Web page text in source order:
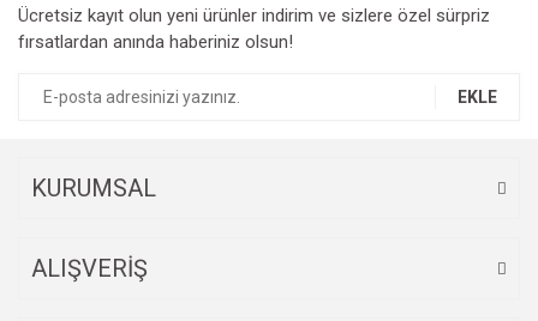
Ücretsiz kayıt olun yeni ürünler indirim ve sizlere özel sürpriz
fırsatlardan anında haberiniz olsun!
EKLE
KURUMSAL
ALIŞVERİŞ